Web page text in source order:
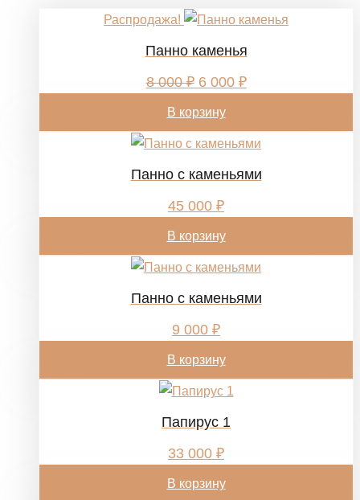
Распродажа!
Панно каменья
8 000₽ Первоначальная
цена
составляла
8
000 ₽.
6 000 ₽Текущая
цена:
В корзину
Панно с кaменьями
45 000 ₽
В корзину
Панно с каменьями
9 000 ₽
В корзину
Папирус 1
33 000 ₽
В корзину